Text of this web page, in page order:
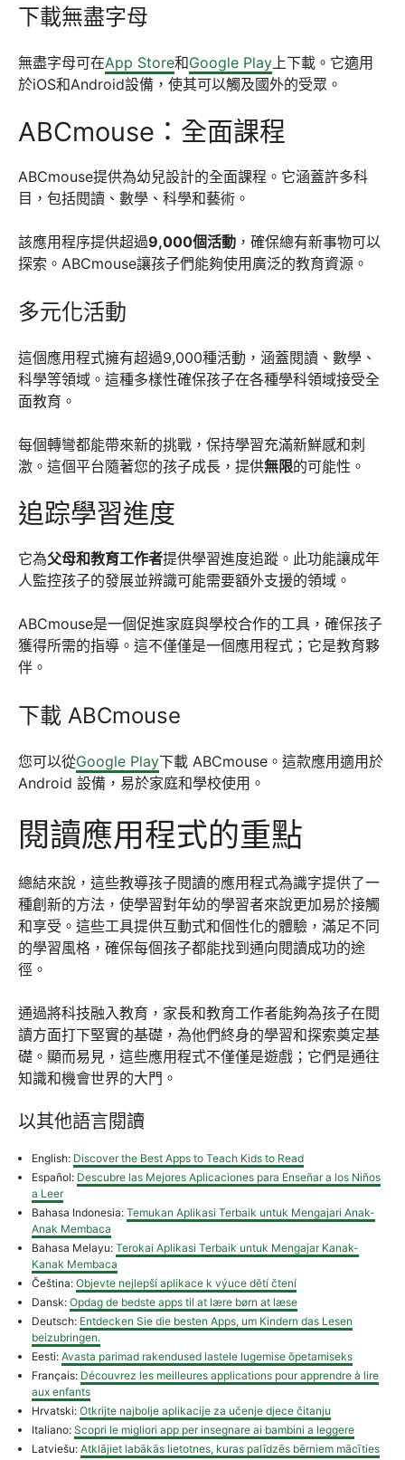
下載無盡字母
無盡字母可在App Store和Google Play上下載。它適用
於iOS和Android設備，使其可以觸及國外的受眾。
ABCmouse：全面課程
ABCmouse提供為幼兒設計的全面課程。它涵蓋許多科
目，包括閱讀、數學、科學和藝術。
該應用程序提供超過9,000個活動 ，確保總有新事物可以
探索。ABCmouse讓孩子們能夠使用廣泛的教育資源。
多元化活動
這個應用程式擁有超過9,000種活動，涵蓋閱讀、數學、
科學等領域。這種多樣性確保孩子在各種學科領域接受全
面教育。
每個轉彎都能帶來新的挑戰，保持學習充滿新鮮感和刺
激。這個平台隨著您的孩子成長，提供無限的可能性。
追踪學習進度
它為父母和教育工作者提供學習進度追蹤。此功能讓成年
人監控孩子的發展並辨識可能需要額外支援的領域。
ABCmouse是一個促進家庭與學校合作的工具，確保孩子
獲得所需的指導。這不僅僅是一個應用程式；它是教育夥
伴。
下載 ABCmouse
您可以從Google Play下載 ABCmouse。這款應用適用於
Android 設備，易於家庭和學校使用。
閱讀應用程式的重點
總結來說，這些教導孩子閱讀的應用程式為識字提供了一
種創新的方法，使學習對年幼的學習者來說更加易於接觸
和享受。這些工具提供互動式和個性化的體驗，滿足不同
的學習風格，確保每個孩子都能找到通向閱讀成功的途
徑。
通過將科技融入教育，家長和教育工作者能夠為孩子在閱
讀方面打下堅實的基礎，為他們終身的學習和探索奠定基
礎。顯而易見，這些應用程式不僅僅是遊戲；它們是通往
知識和機會世界的大門。
以其他語言閱讀
English: Discover the Best Apps to Teach Kids to Read
Español: Descubre las Mejores Aplicaciones para Enseñar a los Niños
a Leer
Bahasa Indonesia: Temukan Aplikasi Terbaik untuk Mengajari Anak-
Anak Membaca
Bahasa Melayu: Terokai Aplikasi Terbaik untuk Mengajar Kanak-
Kanak Membaca
Čeština: Objevte nejlepší aplikace k výuce dětí čtení
Dansk: Opdag de bedste apps til at lære børn at læse
Deutsch: Entdecken Sie die besten Apps, um Kindern das Lesen
beizubringen.
Eesti: Avasta parimad rakendused lastele lugemise õpetamiseks
Français: Découvrez les meilleures applications pour apprendre à lire
aux enfants
Hrvatski: Otkrijte najbolje aplikacije za učenje djece čitanju
Italiano: Scopri le migliori app per insegnare ai bambini a leggere
Latviešu: Atklājiet labākās lietotnes, kuras palīdzēs bērniem mācīties